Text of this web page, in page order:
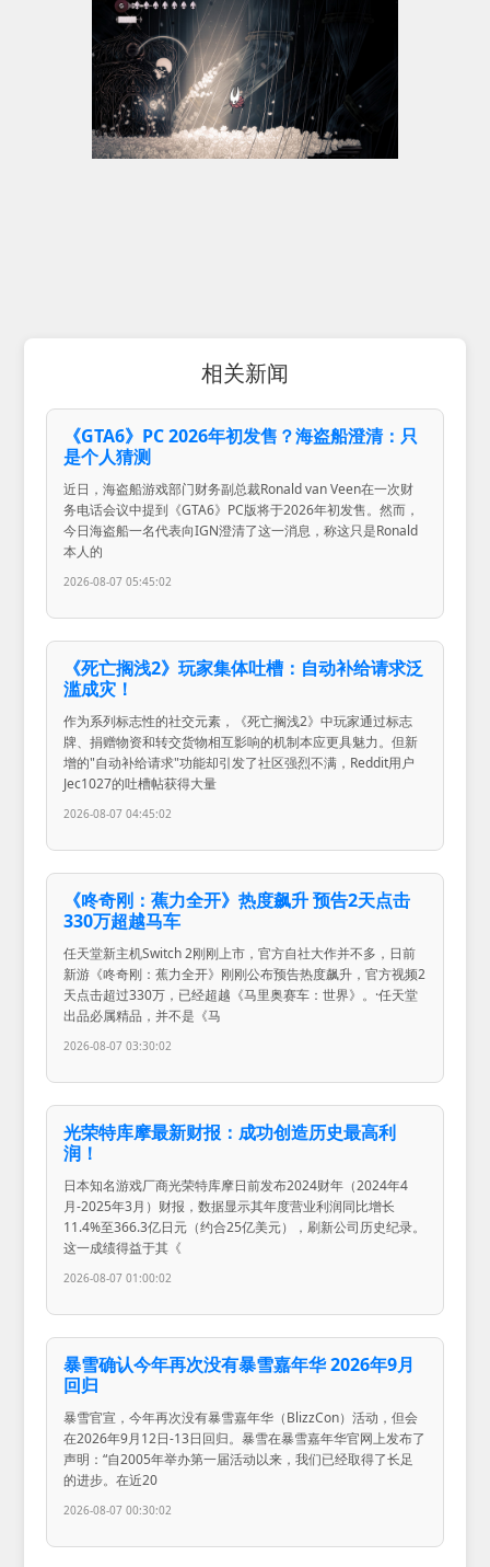
相关新闻
《GTA6》PC 2026年初发售？海盗船澄清：只
是个人猜测
近日，海盗船游戏部门财务副总裁Ronald van Veen在一次财
务电话会议中提到《GTA6》PC版将于2026年初发售。然而，
今日海盗船一名代表向IGN澄清了这一消息，称这只是Ronald
本人的
2026-08-07 05:45:02
《死亡搁浅2》玩家集体吐槽：自动补给请求泛
滥成灾！
作为系列标志性的社交元素，《死亡搁浅2》中玩家通过标志
牌、捐赠物资和转交货物相互影响的机制本应更具魅力。但新
增的"自动补给请求"功能却引发了社区强烈不满，Reddit用户
Jec1027的吐槽帖获得大量
2026-08-07 04:45:02
《咚奇刚：蕉力全开》热度飙升 预告2天点击
330万超越马车
任天堂新主机Switch 2刚刚上市，官方自社大作并不多，日前
新游《咚奇刚：蕉力全开》刚刚公布预告热度飙升，官方视频2
天点击超过330万，已经超越《马里奥赛车：世界》。·任天堂
出品必属精品，并不是《马
2026-08-07 03:30:02
光荣特库摩最新财报：成功创造历史最高利
润！
日本知名游戏厂商光荣特库摩日前发布2024财年（2024年4
月-2025年3月）财报，数据显示其年度营业利润同比增长
11.4%至366.3亿日元（约合25亿美元），刷新公司历史纪录。
这一成绩得益于其《
2026-08-07 01:00:02
暴雪确认今年再次没有暴雪嘉年华 2026年9月
回归
暴雪官宣，今年再次没有暴雪嘉年华（BlizzCon）活动，但会
在2026年9月12日-13日回归。暴雪在暴雪嘉年华官网上发布了
声明：“自2005年举办第一届活动以来，我们已经取得了长足
的进步。在近20
2026-08-07 00:30:02